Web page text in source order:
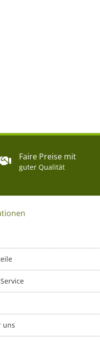
Faire Preise mit
guter Qualität
uns